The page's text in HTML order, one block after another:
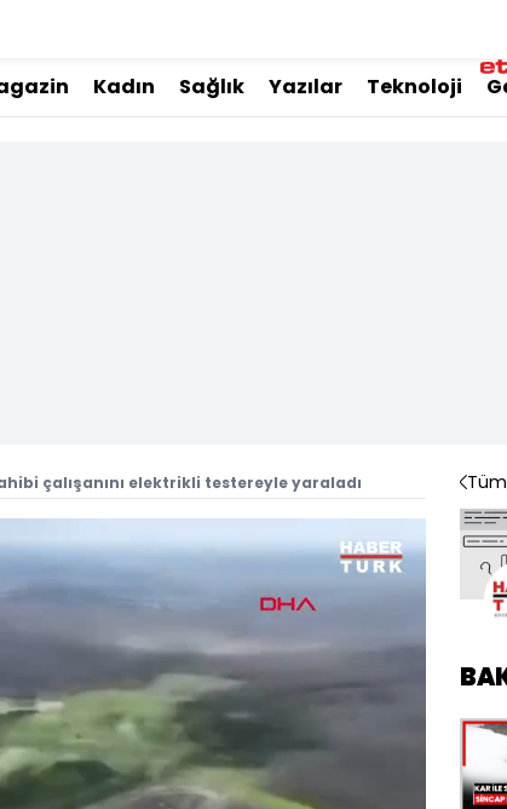
Kadın Sağlık Yazılar Teknoloji
çalışanını elektrikli testereyle yaraladı